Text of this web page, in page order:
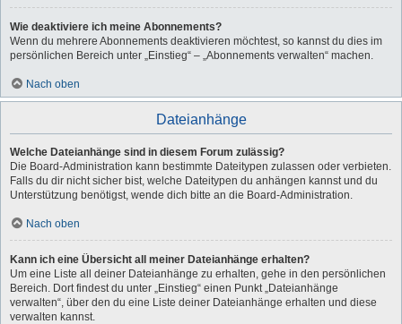
Wie deaktiviere ich meine Abonnements?
Wenn du mehrere Abonnements deaktivieren möchtest, so kannst du dies im
persönlichen Bereich unter „Einstieg“ – „Abonnements verwalten“ machen.
Nach oben
Dateianhänge
Welche Dateianhänge sind in diesem Forum zulässig?
Die Board-Administration kann bestimmte Dateitypen zulassen oder verbieten.
Falls du dir nicht sicher bist, welche Dateitypen du anhängen kannst und du
Unterstützung benötigst, wende dich bitte an die Board-Administration.
Nach oben
Kann ich eine Übersicht all meiner Dateianhänge erhalten?
Um eine Liste all deiner Dateianhänge zu erhalten, gehe in den persönlichen
Bereich. Dort findest du unter „Einstieg“ einen Punkt „Dateianhänge
verwalten“, über den du eine Liste deiner Dateianhänge erhalten und diese
verwalten kannst.